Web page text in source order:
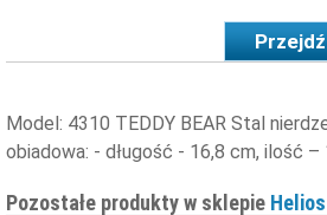
Model: 4310 TEDDY BEAR Stal
obiadowa: - długość - 16,8 cm, ilość –
Pozostałe produkty w sklepie